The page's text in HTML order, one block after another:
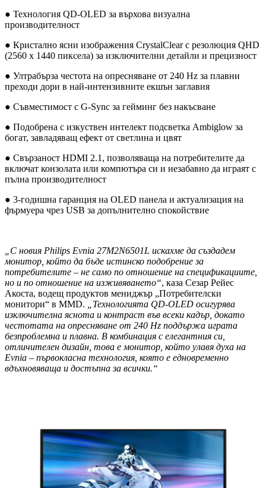
● Технология QD-OLED за върхова визуална
производителност
● Кристално ясни изображения CrystalClear с резолюция QHD
(2560 x 1440 пиксела) за изключителни детайли и прецизност
● Ултрабърза честота на опресняване от 240 Hz за плавни
преходи дори в най-интензивните екшън заглавия
● Съвместимост с G-Sync за гейминг без накъсване
● Подобрена с изкуствен интелект подсветка Ambiglow за
богат, завладяващ ефект от светлина и цвят
● Свързаност HDMI 2.1, позволяваща на потребителите да
включат конзолата или компютъра си и незабавно да играят с
пълна производителност
● 3-годишна гаранция на OLED панела и актуализация на
фърмуера чрез USB за допълнително спокойствие
„С новия Philips Evnia 27M2N6501L искахме да създадем
монитор, който да бъде истинско подобрение за
потребителите – не само по отношение на спецификациите,
но и по отношение на изживяването“, каза Сезар Рейес
Акоста, водещ продуктов мениджър „Потребителски
монитори“ в MMD. „Технологията QD-OLED осигурява
изключителна яснота и контраст във всеки кадър, докато
честотата на опресняване от 240 Hz поддържа играта
безпроблемна и плавна. В комбинация с елегантния си,
отличителен дизайн, това е монитор, който улавя духа на
Evnia – първокласна технология, която е едновременно
вдъхновяваща и достъпна за всички.“